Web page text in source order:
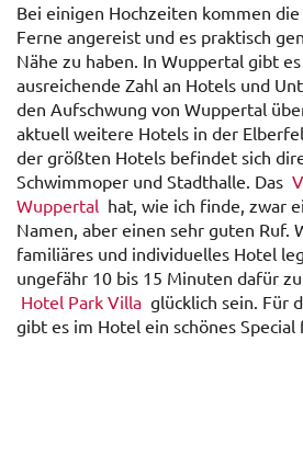
Bei einigen Hochzeiten kommen
Ferne angereist und es praktisch
Nähe zu haben. In Wuppertal gibt
ausreichende Zahl an Hotels und
den Aufschwung von Wuppertal
aktuell weitere Hotels in der
der größten Hotels befindet sich
Schwimmoper und Stadthalle. Das
Wuppertal hat, wie ich finde, zwar
Namen, aber einen sehr guten Ruf.
familiäres und individuelles Hotel
ungefähr 10 bis 15 Minuten dafür
Hotel Park Villa glücklich sein. Für
gibt es im Hotel ein schönes Special